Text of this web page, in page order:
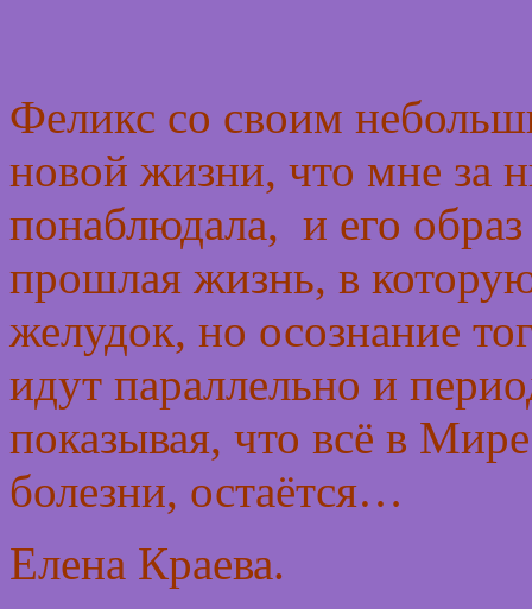
Феликс со своим
новой жизни, что мне за
понаблюдала, и его образ
прошлая жизнь, в
желудок, но осознание
идут параллельно и
показывая, что всё в
болезни, остаётся…
Елена Краева.